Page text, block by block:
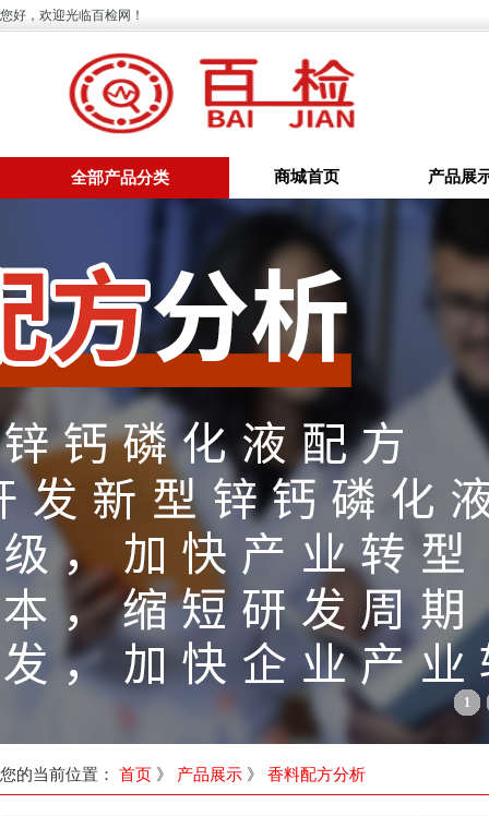
您好，欢迎光临百检网！
全部产品分类 商城首页 产品展
1
您的当前位置： 首页 》 产品展示 》 香料配方分析